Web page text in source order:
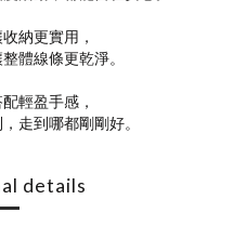
納更實用，
體線條更乾淨。
輕盈手感，
走到哪都剛剛好。
details